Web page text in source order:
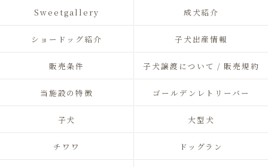
Sweetgallery 成犬紹介
ショードッグ紹介 子犬出産情報
販売条件 子犬譲渡について / 販売規約
当施設の特徴 ゴールデンレトリーバー
子犬 大型犬
チワワ ドッグラン